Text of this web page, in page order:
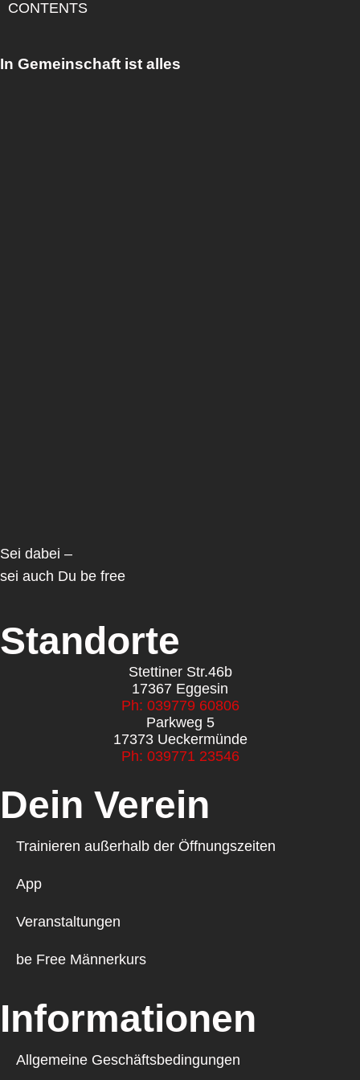
CONTENTS
In Gemeinschaft ist alles
Sei dabei –
sei auch Du be free
Standorte
Stettiner Str.46b
17367 Eggesin
Ph: 039779 60806
Parkweg 5
17373 Ueckermünde
Ph: 039771 23546
Dein Verein
Trainieren außerhalb der Öffnungszeiten
App
Veranstaltungen
be Free Männerkurs
Informationen
Allgemeine Geschäftsbedingungen